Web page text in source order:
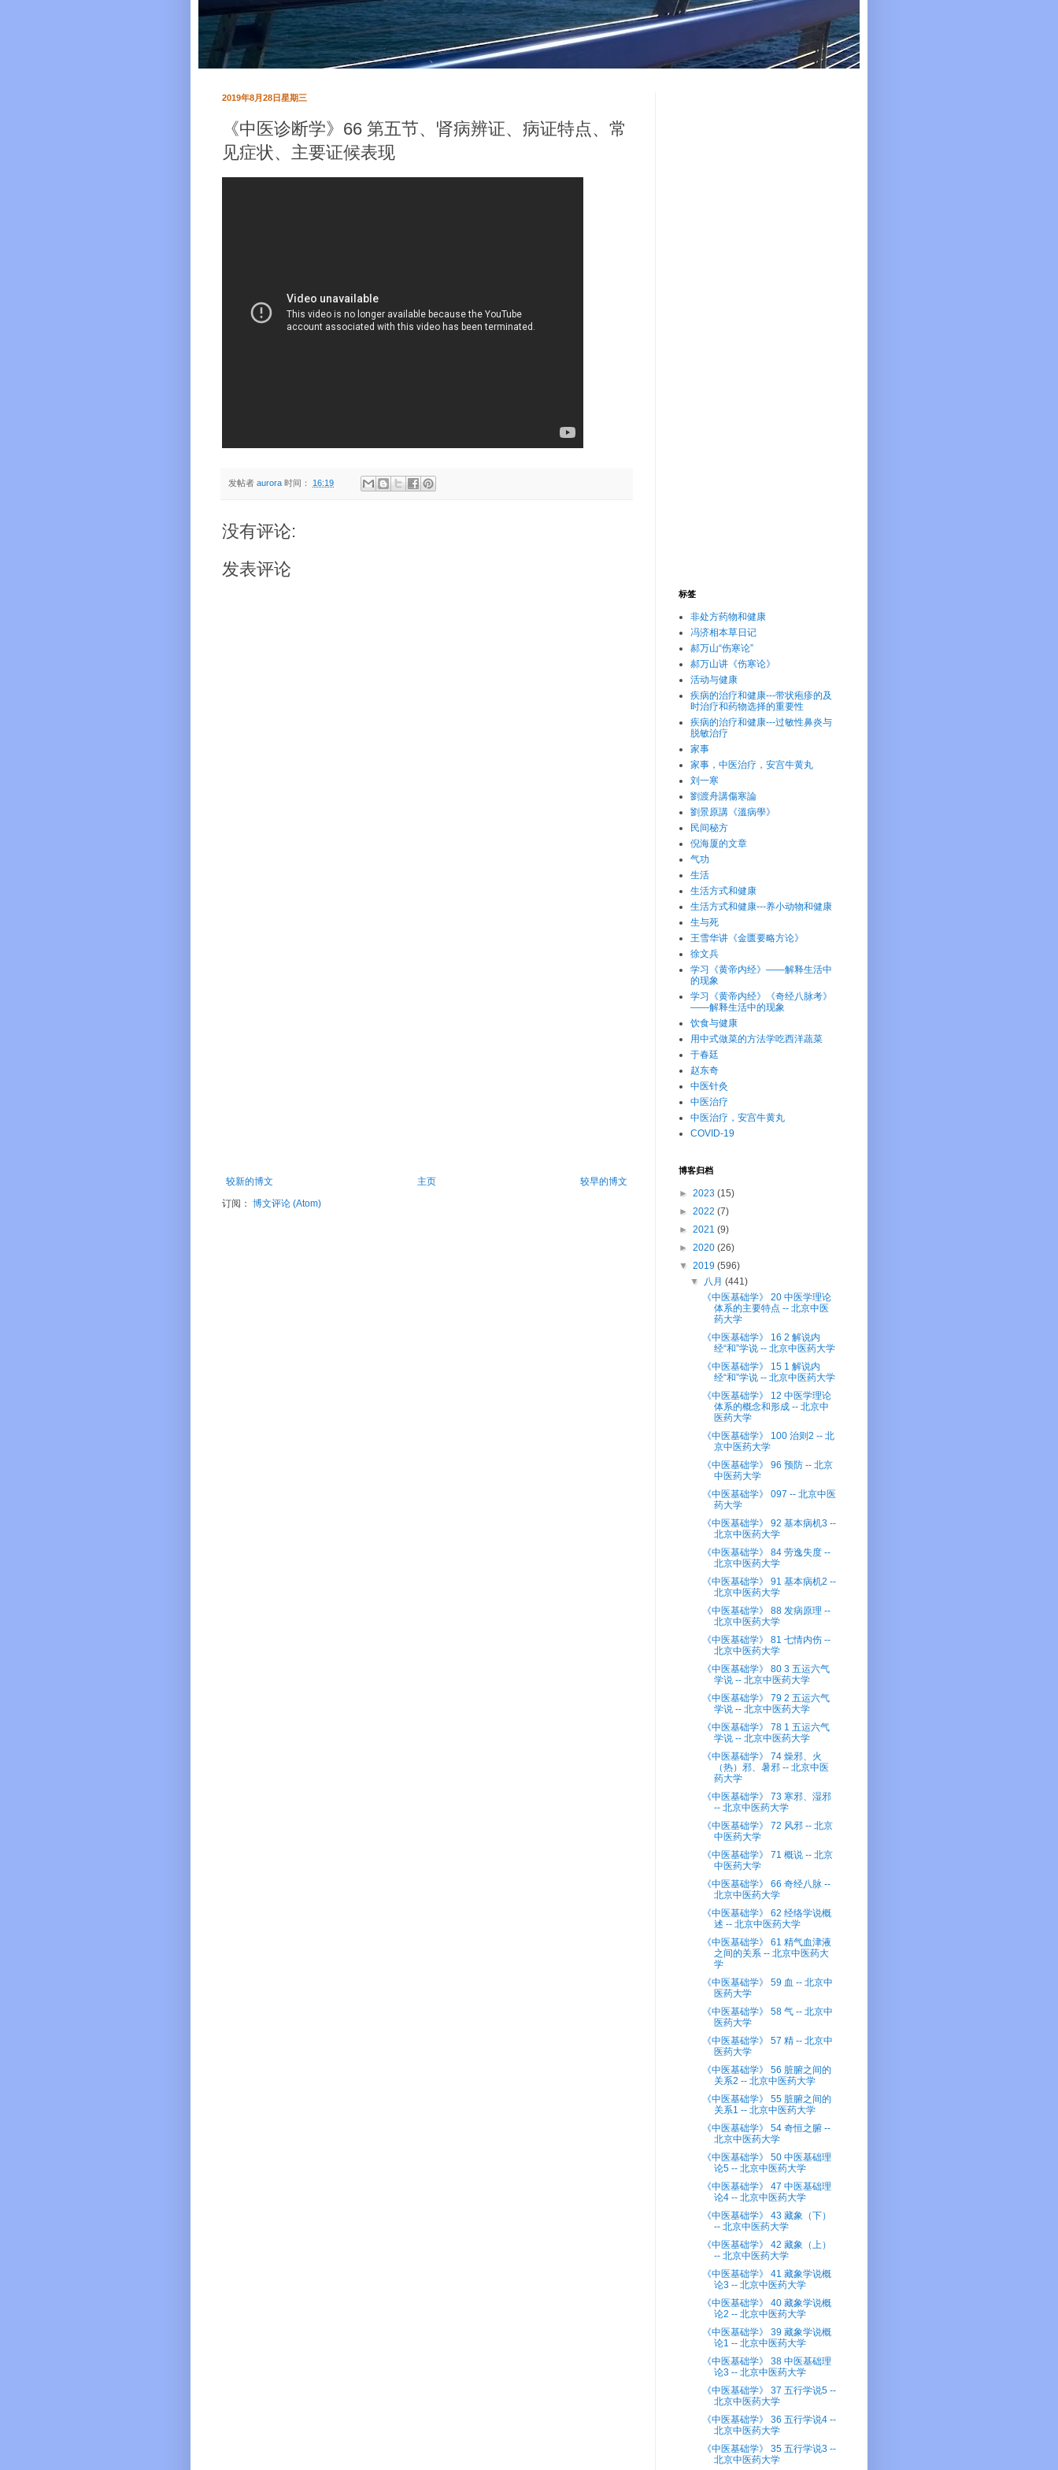
2019年8月28日星期三
《中医诊断学》66 第五节、肾病辨证、病证特点、常
见症状、主要证候表现
发帖者 aurora 时间： 16:19
没有评论:
发表评论
较新的博文 较早的博文
主页
订阅： 博文评论 (Atom)
标签
非处方药物和健康
冯济相本草日记
郝万山“伤寒论”
郝万山讲《伤寒论》
活动与健康
疾病的治疗和健康---带状疱疹的及
时治疗和药物选择的重要性
疾病的治疗和健康---过敏性鼻炎与
脱敏治疗
家事
家事，中医治疗，安宫牛黄丸
刘一寒
劉渡舟講傷寒論
劉景原講《溫病學》
民间秘方
倪海厦的文章
气功
生活
生活方式和健康
生活方式和健康---养小动物和健康
生与死
王雪华讲《金匮要略方论》
徐文兵
学习《黄帝内经》——解释生活中
的现象
学习《黄帝内经》《奇经八脉考》
——解释生活中的现象
饮食与健康
用中式做菜的方法学吃西洋蔬菜
于春廷
赵东奇
中医针灸
中医治疗
中医治疗，安宫牛黄丸
COVID-19
博客归档
► 2023 (15)
► 2022 (7)
► 2021 (9)
► 2020 (26)
▼ 2019 (596)
▼ 八月(441)
《中医基础学》 20 中医学理论
体系的主要特点 -- 北京中医
药大学
《中医基础学》 16 2 解说内
经“和”学说 -- 北京中医药大学
《中医基础学》 15 1 解说内
经“和”学说 -- 北京中医药大学
《中医基础学》 12 中医学理论
体系的概念和形成 -- 北京中
医药大学
《中医基础学》 100 治则2 -- 北
京中医药大学
《中医基础学》 96 预防 -- 北京
中医药大学
《中医基础学》 097 -- 北京中医
药大学
《中医基础学》 92 基本病机3 --
北京中医药大学
《中医基础学》 84 劳逸失度 --
北京中医药大学
《中医基础学》 91 基本病机2 --
北京中医药大学
《中医基础学》 88 发病原理 --
北京中医药大学
《中医基础学》 81 七情内伤 --
北京中医药大学
《中医基础学》 80 3 五运六气
学说 -- 北京中医药大学
《中医基础学》 79 2 五运六气
学说 -- 北京中医药大学
《中医基础学》 78 1 五运六气
学说 -- 北京中医药大学
《中医基础学》 74 燥邪、火
（热）邪、暑邪 -- 北京中医
药大学
《中医基础学》 73 寒邪、湿邪
-- 北京中医药大学
《中医基础学》 72 风邪 -- 北京
中医药大学
《中医基础学》 71 概说 -- 北京
中医药大学
《中医基础学》 66 奇经八脉 --
北京中医药大学
《中医基础学》 62 经络学说概
述 -- 北京中医药大学
《中医基础学》 61 精气血津液
之间的关系 -- 北京中医药大
学
《中医基础学》 59 血 -- 北京中
医药大学
《中医基础学》 58 气 -- 北京中
医药大学
《中医基础学》 57 精 -- 北京中
医药大学
《中医基础学》 56 脏腑之间的
关系2 -- 北京中医药大学
《中医基础学》 55 脏腑之间的
关系1 -- 北京中医药大学
《中医基础学》 54 奇恒之腑 --
北京中医药大学
《中医基础学》 50 中医基础理
论5 -- 北京中医药大学
《中医基础学》 47 中医基础理
论4 -- 北京中医药大学
《中医基础学》 43 藏象（下）
-- 北京中医药大学
《中医基础学》 42 藏象（上）
-- 北京中医药大学
《中医基础学》 41 藏象学说概
论3 -- 北京中医药大学
《中医基础学》 40 藏象学说概
论2 -- 北京中医药大学
《中医基础学》 39 藏象学说概
论1 -- 北京中医药大学
《中医基础学》 38 中医基础理
论3 -- 北京中医药大学
《中医基础学》 37 五行学说5 --
北京中医药大学
《中医基础学》 36 五行学说4 --
北京中医药大学
《中医基础学》 35 五行学说3 --
北京中医药大学